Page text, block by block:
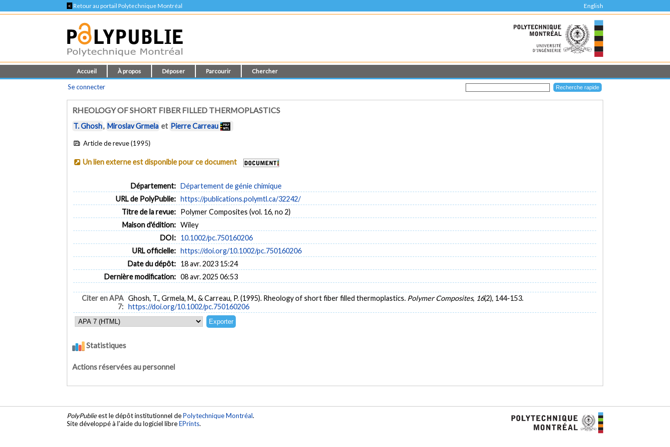
< Retour au portail Polytechnique Montréal English
Accueil À propos Déposer Parcourir Chercher
Se connecter
RHEOLOGY OF SHORT FIBER FILLED THERMOPLASTICS
T. Ghosh, Miroslav Grmela et Pierre Carreau
Article de revue (1995)
Un lien externe est disponible pour ce document
Département: Département de génie chimique
URL de PolyPublie: https://publications.polymtl.ca/32242/
Titre de la revue: Polymer Composites (vol. 16, no 2)
Maison d'édition: Wiley
DOI: 10.1002/pc.750160206
URL officielle: https://doi.org/10.1002/pc.750160206
Date du dépôt: 18 avr. 2023 15:24
Dernière modification: 08 avr. 2025 06:53
Citer en APA
7:
Ghosh, T., Grmela, M., & Carreau, P. (1995). Rheology of short fiber filled thermoplastics. Polymer Composites, 16(2), 144-153.
https://doi.org/10.1002/pc.750160206
Statistiques
Actions réservées au personnel
PolyPublieest le dépôt institutionnel dePolytechnique Montréal.
Site développé à l'aide du logiciel libreEPrints.